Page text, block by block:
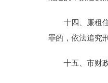
十四、廉租住
罪的，依法追究
十五、市财政